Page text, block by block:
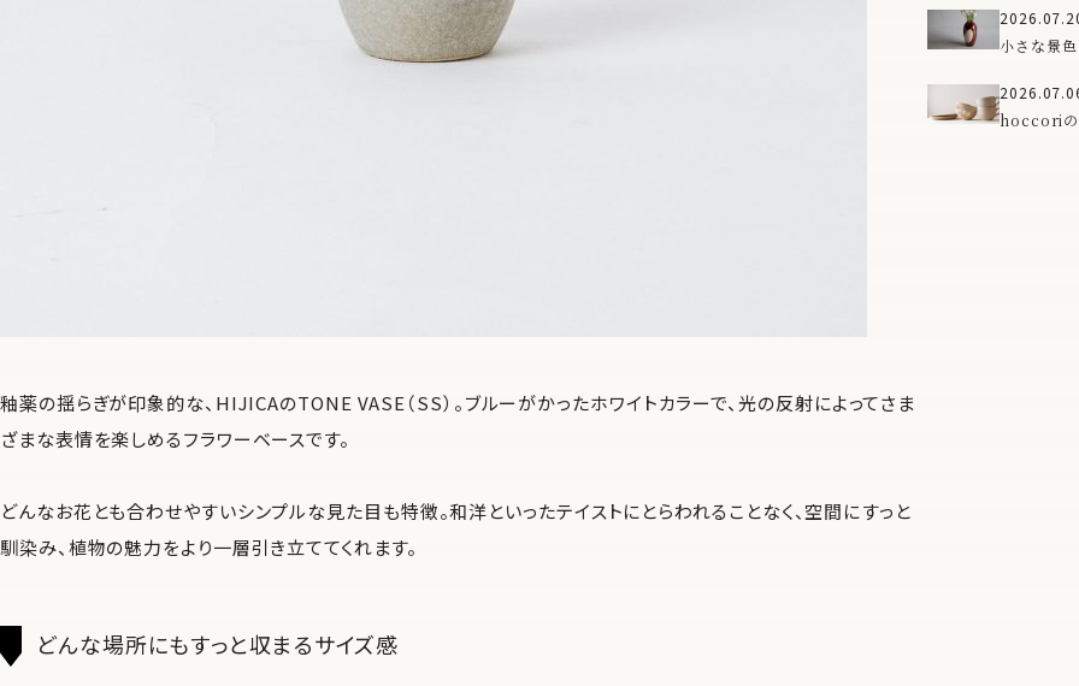
釉薬の揺らぎが印象的な、HIJICAのTONE VASE（SS）。ブルーがかったホワイトカラーで、光の反射によってさま
ざまな表情を楽しめるフラワーベースです。
どんなお花とも合わせやすいシンプルな見た目も特徴。和洋といったテイストにとらわれることなく、空間にすっと
馴染み、植物の魅力をより一層引き立ててくれます。
どんな場所にもすっと収まるサイズ感
小さな景
「ma」
hoccoriの